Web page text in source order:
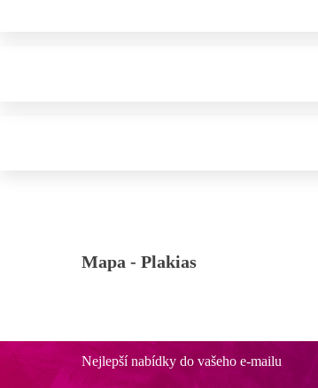
Mapa - Plakias
Nejlepší nabídky do vašeho e-mailu